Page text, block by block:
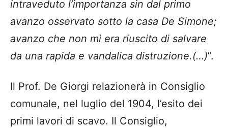
intraveduto l’importanza sin dal primo
avanzo osservato sotto la casa De Simone;
avanzo che non mi era riuscito di salvare
da una rapida e vandalica distruzione.(…)”.
Il Prof. De Giorgi relazionerà in Consiglio
comunale, nel luglio del 1904, l’esito dei
primi lavori di scavo. Il Consiglio,